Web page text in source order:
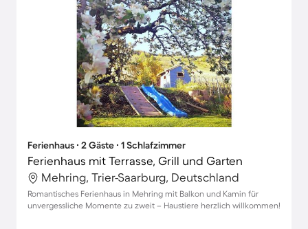
Ferienhaus ∙ 2 Gäste ∙ 1 Schlafzimmer
Ferienhaus mit Terrasse, Grill und Garten
Mehring, Trier-Saarburg, Deutschland
Romantisches Ferienhaus in Mehring mit Balkon und Kamin für
unvergessliche Momente zu zweit – Haustiere herzlich willkommen!